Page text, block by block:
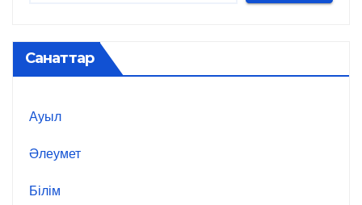
Санаттар
Ауыл
Әлеумет
Білім